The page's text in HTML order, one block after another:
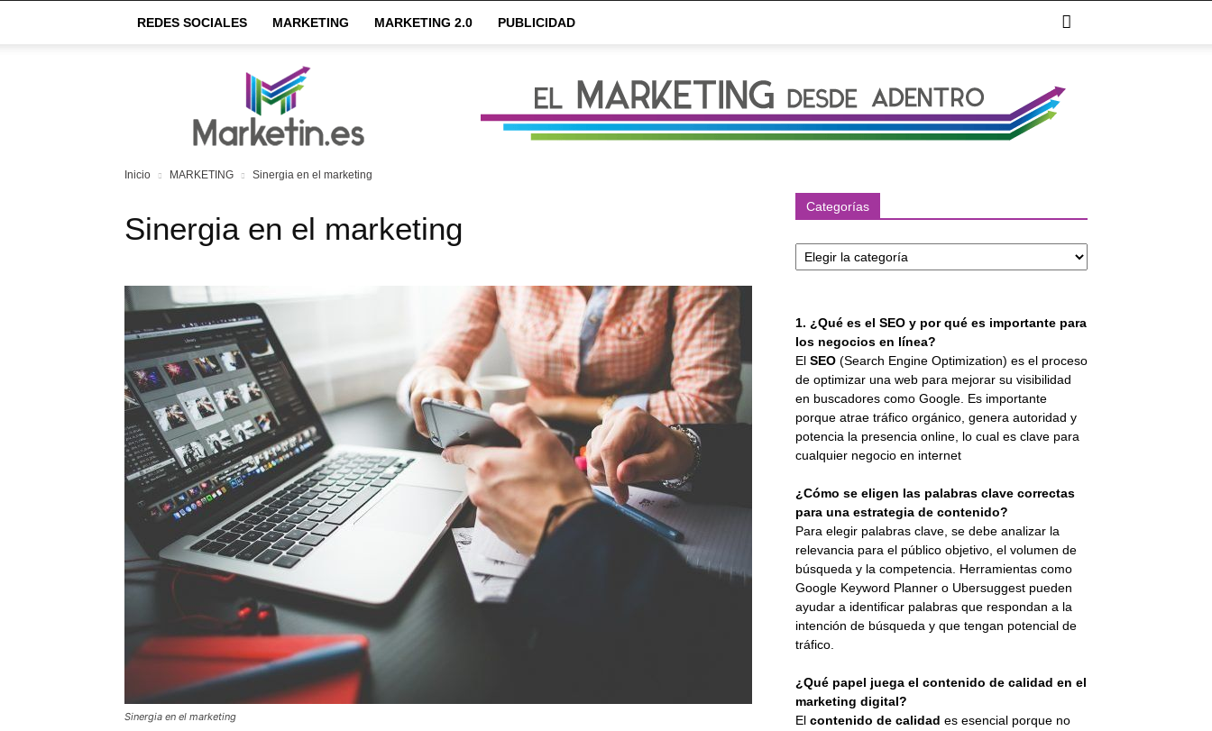
REDES SOCIALES MARKETING MARKETING 2.0 PUBLICIDAD
Inicio MARKETING Sinergia en el marketing
Sinergia en el marketing
Sinergia en el marketing
Categorías
1. ¿Qué es el SEO y por qué es importante para
los negocios en línea?
El SEO (Search Engine Optimization) es el proceso
de optimizar una web para mejorar su visibilidad
en buscadores como Google. Es importante
porque atrae tráfico orgánico, genera autoridad y
potencia la presencia online, lo cual es clave para
cualquier negocio en internet
¿Cómo se eligen las palabras clave correctas
para una estrategia de contenido?
Para elegir palabras clave, se debe analizar la
relevancia para el público objetivo, el volumen de
búsqueda y la competencia. Herramientas como
Google Keyword Planner o Ubersuggest pueden
ayudar a identificar palabras que respondan a la
intención de búsqueda y que tengan potencial de
tráfico.
¿Qué papel juega el contenido de calidad en el
marketing digital?
El contenido de calidad es esencial porque no